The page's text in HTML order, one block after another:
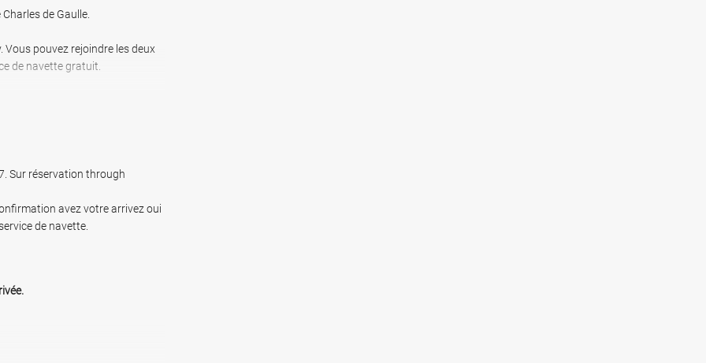
de Gaulle.
Vous pouvez rejoindre les deux
de navette gratuit.
voiturier, assistance de
l'avance !
de Gaulle et Roissy
Sur réservation through
avez votre arrivez oui
de navette.